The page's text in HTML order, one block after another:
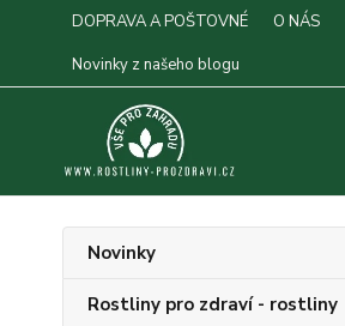
DOPRAVA A POŠTOVNÉ O NÁS
Novinky z našeho blogu
Novinky
Rostliny pro zdraví - rostliny